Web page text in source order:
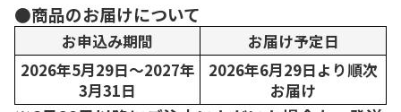
●商品のお届けについて
お申込み期間
お届け予定日
2026年5月29日～2027年
3月31日
2026年6月29日より順次
お届け